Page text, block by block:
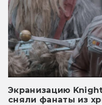
Экранизацию
сняли фанаты из